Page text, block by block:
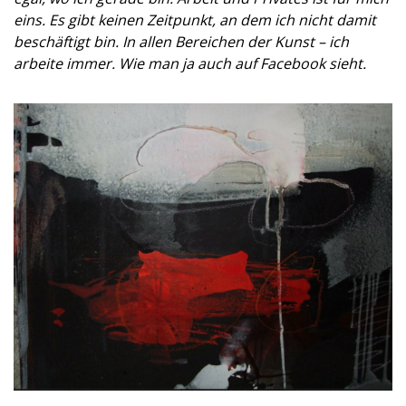
eins. Es gibt keinen Zeitpunkt, an dem ich nicht damit
beschäftigt bin. In allen Bereichen der Kunst – ich
arbeite immer. Wie man ja auch auf Facebook sieht.